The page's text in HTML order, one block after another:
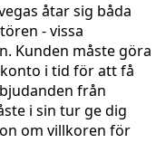
åtar sig båda
- vissa
Kunden måste göra
i tid för att få
från
i sin tur ge dig
om villkoren för